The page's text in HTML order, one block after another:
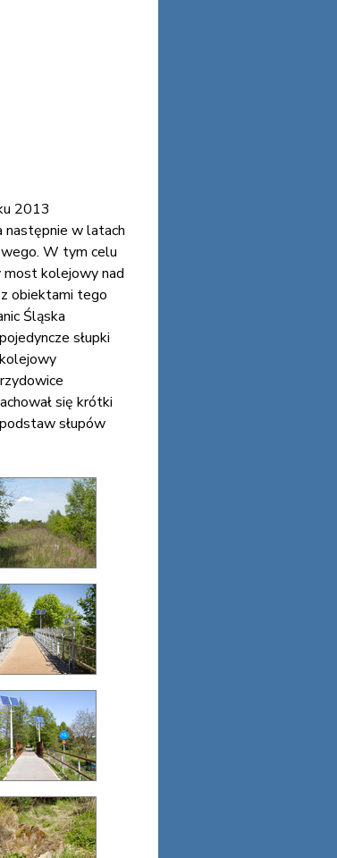
2013
następnie w latach
W tym celu
most kolejowy nad
obiektami tego
Śląska
słupki
się krótki
słupów